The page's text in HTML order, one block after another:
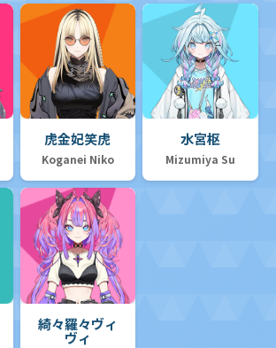
虎金妃笑虎
Koganei Niko
水宮枢
Mizumiya Su
綺々羅々ヴィ
ヴィ